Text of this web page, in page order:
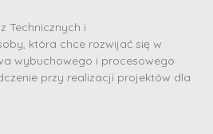
Technicznych i
która chce rozwijać się w
wybuchowego i procesowego
przy realizacji projektów dla